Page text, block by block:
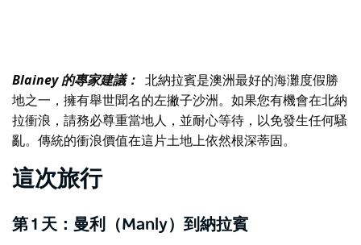
Blainey 的專家建議： 北納拉賓是澳洲最好的海灘度假勝
地之一，擁有舉世聞名的左撇子沙洲。如果您有機會在北納
拉衝浪，請務必尊重當地人，並耐心等待，以免發生任何騷
亂。傳統的衝浪價值在這片土地上依然根深蒂固。
這次旅行
第 1 天：曼利（Manly）到納拉賓